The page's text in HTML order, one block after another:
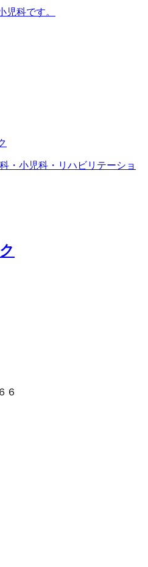
児科です。
・小児科・リハビリテーショ
６